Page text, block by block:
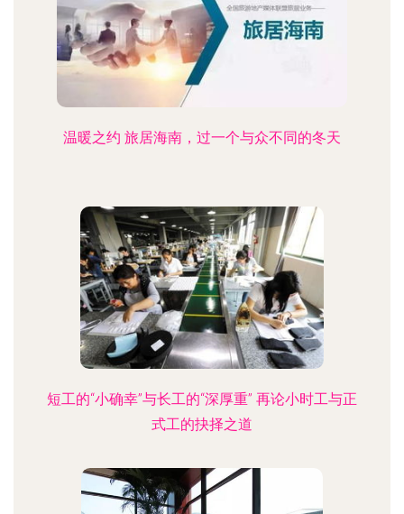
温暖之约 旅居海南，过一个与众不同的冬天
短工的“小确幸”与长工的“深厚重” 再论小时工与正
式工的抉择之道